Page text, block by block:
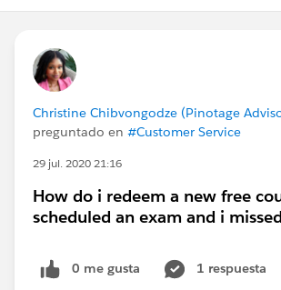
Christine Chibvongodze (Pinotage
preguntado en #Customer Service
29 jul. 2020 21:16
How do i redeem a new free
scheduled an exam and i
0 me gusta
1 respuesta